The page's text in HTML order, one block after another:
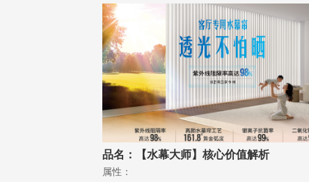
品名：【水幕大师】核心价值解析
属性：